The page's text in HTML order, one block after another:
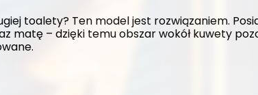
toalety? Ten model jest rozwiązaniem.
matę – dzięki temu obszar wokół kuwety